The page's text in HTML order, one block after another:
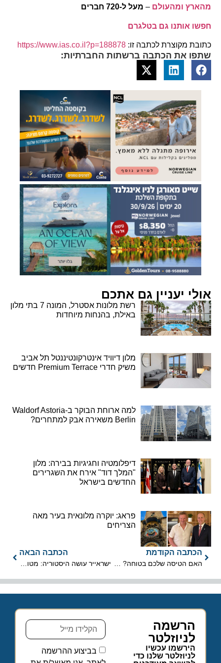
מהארץ ומהעולם–מעל ל-720 חברים
חפשו אותנו גם בטלגרם
כתובת מקוצרת לכתבה זו: https://www.ias.co.il?p=188878
שתפו את הכתבה ברשתות החברתיות:
אולי יעניין גם אתכם
רשת מלונות אסטרל, המונה 7 בתי מלון
באילת, בהנחות מיוחדות
מלון דיוויד אינטרקונטיננטל תל אביב
משיק חדרי Premium Terrace חדשים
למה ארוחת הבוקר ב-Waldorf Astoria
Berlin משאירה אבק למתחרים?
דיפלומטיה וחגיגיות בבירה: מלון
"המלך דוד" אירח את השגרירים
החדשים בישראל
פראג: יוקרה מלונאית בעיר מאה
הצריחים
הכתבה הקודמת
האם הטיסה שלכם בטוחה? המאבק על התרופה שתציל חיים באוויר
הכתבה הבאה
ישראייר עושה היסטוריה: מטוס ה-A330 הראשון בבעלותה נחת בישראל
הרשמה
לניוזלטר
הירשמו עכשיו
לניוזלטר שלנו כדי
בביצוע ההרשמה